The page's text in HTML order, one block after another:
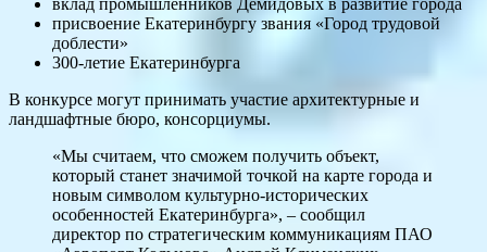
вклад промышленников Демидовых в развитие города
присвоение Екатеринбургу звания «Город трудовой
доблести»
300-летие Екатеринбурга
В конкурсе могут принимать участие архитектурные и
ландшафтные бюро, консорциумы.
«Мы считаем, что сможем получить объект,
который станет значимой точкой на карте города и
новым символом культурно-исторических
особенностей Екатеринбурга», – сообщил
директор по стратегическим коммуникациям ПАО